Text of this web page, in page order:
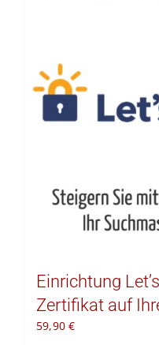
Warenkorb
Einrichtung
Zertifikat auf
59,90€